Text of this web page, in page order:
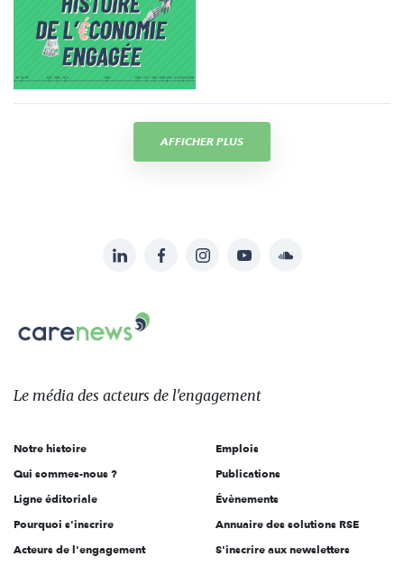
AFFICHER PLUS
sur:
LinkedInFacebookInstagramYouTubeSoundcloud
Le
des
l'engagement
Le média des acteurs de l'engagement
Notre histoire
Qui sommes-nous ?
Ligne éditoriale
Pourquoi s'inscrire
Acteurs de l'engagement
Emplois
Publications
Évènements
Annuaire des solutions RSE
S'inscrire aux newsletters